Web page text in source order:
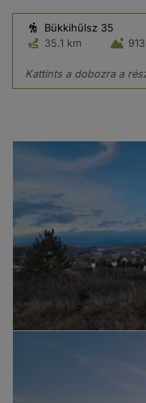
Bükkihűlsz 35
35.1 km
Kattints a dobozra a